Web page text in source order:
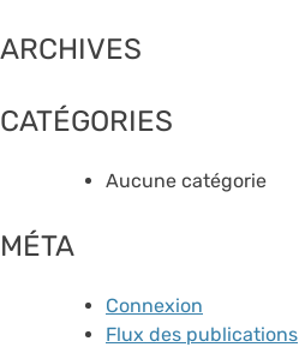
ARCHIVES
CATÉGORIES
Aucune catégorie
MÉTA
Connexion
Flux des publications